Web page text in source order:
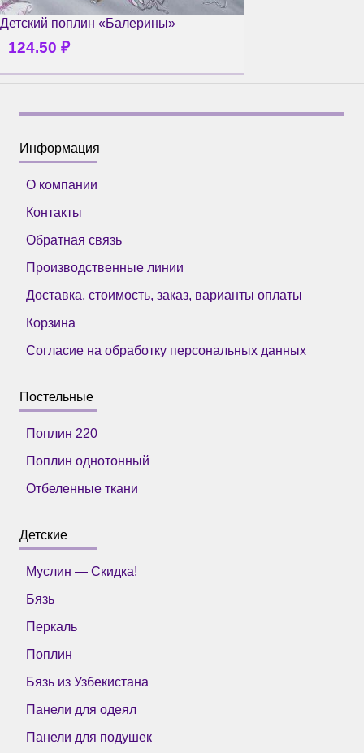
Детский поплин «Балерины»
124.50 ₽
Информация
О компании
Контакты
Обратная связь
Производственные линии
Доставка, стоимость, заказ, варианты оплаты
Корзина
Согласие на обработку персональных данных
Постельные
Поплин 220
Поплин однотонный
Отбеленные ткани
Детские
Муслин — Скидка!
Бязь
Перкаль
Поплин
Бязь из Узбекистана
Панели для одеял
Панели для подушек